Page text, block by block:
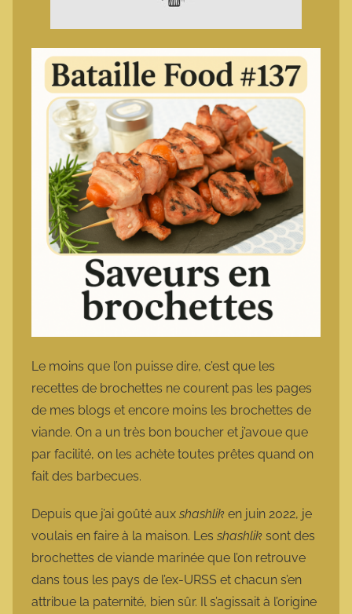
Le moins que l’on puisse dire, c’est que les
recettes de brochettes ne courent pas les pages
de mes blogs et encore moins les brochettes de
viande. On a un très bon boucher et j’avoue que
par facilité, on les achète toutes prêtes quand on
fait des barbecues.
Depuis que j’ai goûté aux shashlik en juin 2022, je
voulais en faire à la maison. Les shashlik sont des
brochettes de viande marinée que l’on retrouve
dans tous les pays de l’ex-URSS et chacun s’en
attribue la paternité, bien sûr. Il s’agissait à l’origine